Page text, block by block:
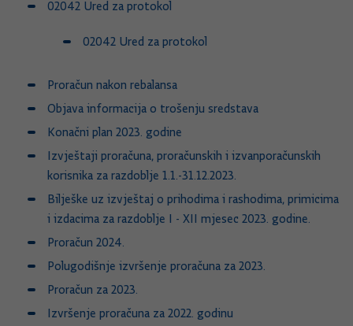
02042 Ured za protokol
02042 Ured za protokol
Proračun nakon rebalansa
Objava informacija o trošenju sredstava
Konačni plan 2023. godine
Izvještaji proračuna, proračunskih i izvanporačunskih
korisnika za razdoblje 1.1.-31.12.2023.
Bilješke uz izvještaj o prihodima i rashodima, primicima
i izdacima za razdoblje I - XII mjesec 2023. godine.
Proračun 2024.
Polugodišnje izvršenje proračuna za 2023.
Proračun za 2023.
Izvršenje proračuna za 2022. godinu